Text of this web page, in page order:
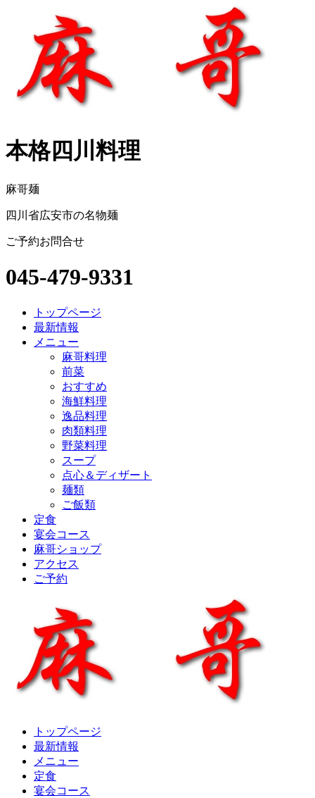
本格四川料理
麻哥麺
四川省広安市の名物麺
ご予約お問合せ
045-479-9331
トップページ
最新情報
メニュー
麻哥料理
前菜
おすすめ
海鮮料理
逸品料理
肉類料理
野菜料理
スープ
点心＆ディザート
麺類
ご飯類
定食
宴会コース
麻哥ショップ
アクセス
ご予約
トップページ
最新情報
メニュー
定食
宴会コース